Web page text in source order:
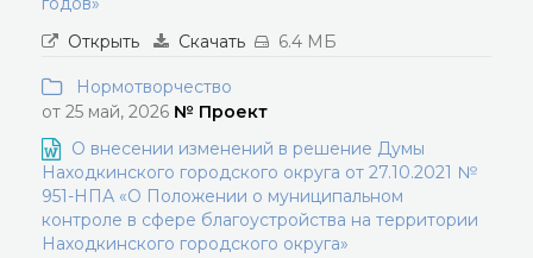
Открыть
Скачать 6.4 МБ
Нормотворчество
от 25 май, 2026 № Проект
О внесении изменений в решение Думы
Находкинского городского округа от 27.10.2021 №
951-НПА «О Положении о муниципальном
контроле в сфере благоустройства на территории
Находкинского городского округа»